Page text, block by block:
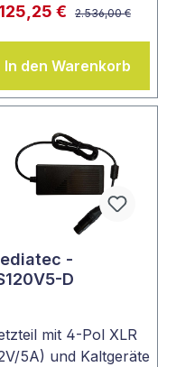
€ 2.536,00 €
In den Warenkorb
-
D
mit 4-Pol XLR
5A) und Kaltgeräte